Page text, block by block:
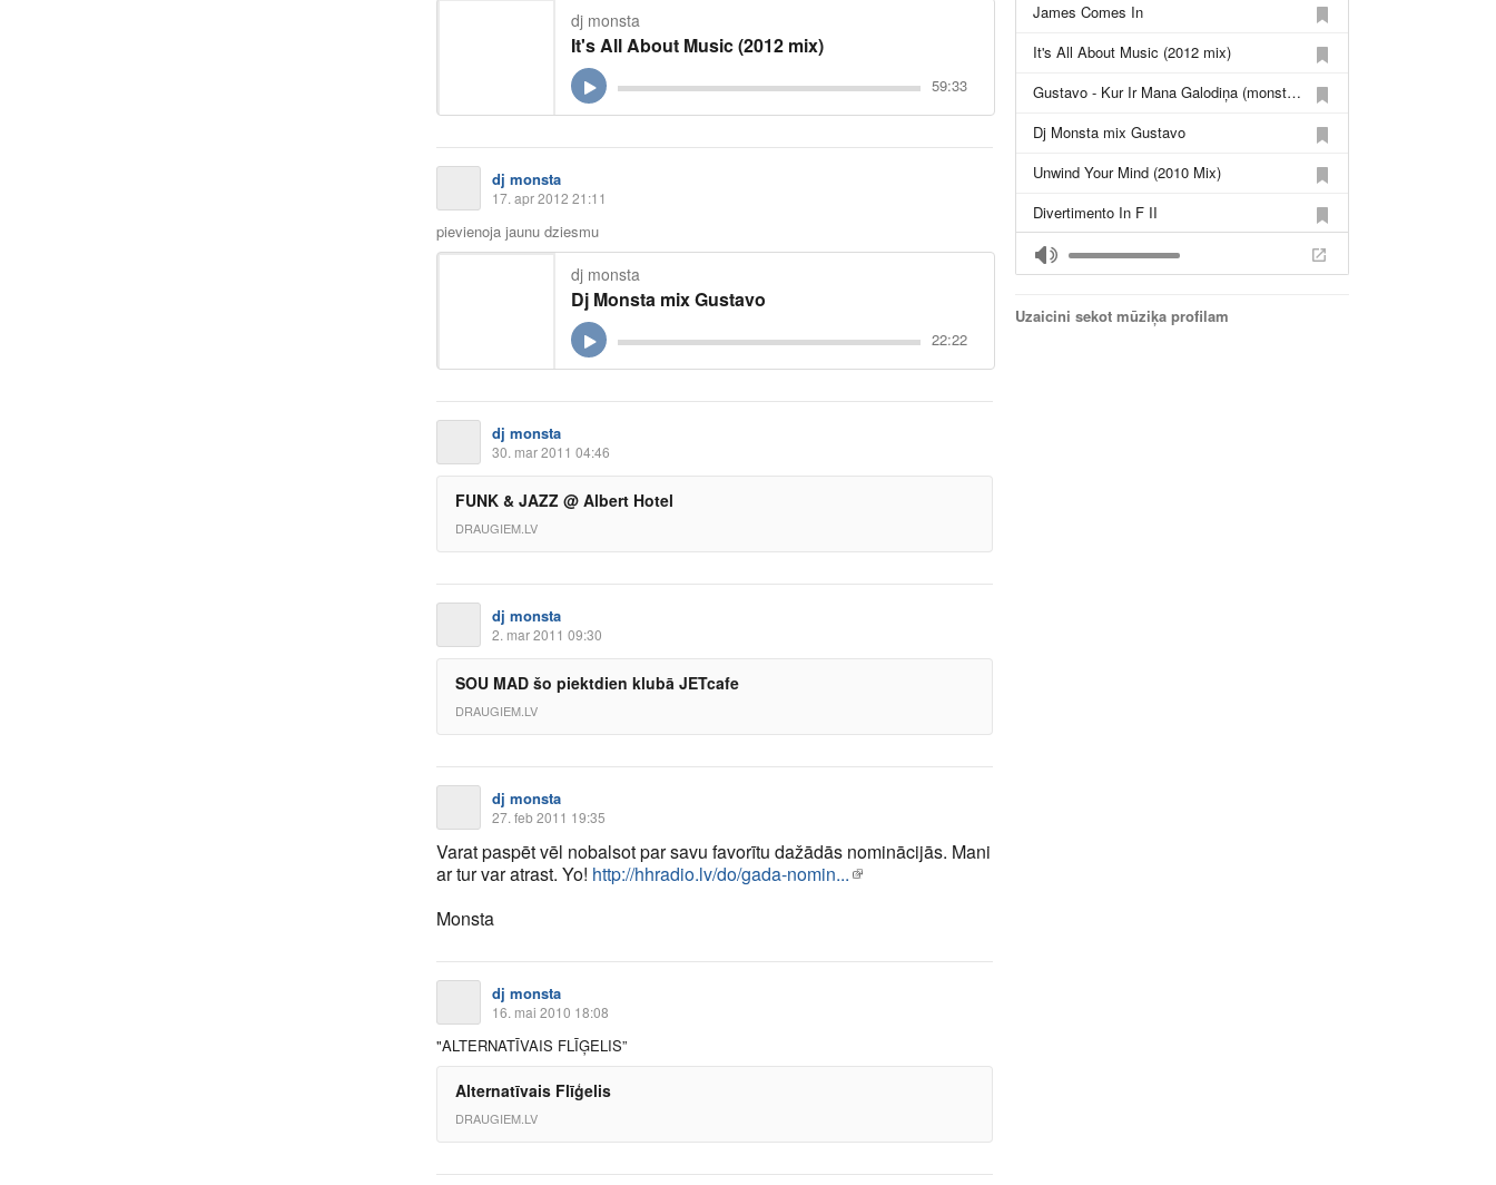
dj monsta
It's All About Music (2012 mix)
59:33
dj monsta
17. apr 2012 21:11
pievienoja jaunu dziesmu
dj monsta
Dj Monsta mix Gustavo
22:22
dj monsta
30. mar 2011 04:46
FUNK & JAZZ @ Albert Hotel
DRAUGIEM.LV
dj monsta
2. mar 2011 09:30
SOU MAD šo piektdien klubā JETcafe
DRAUGIEM.LV
dj monsta
27. feb 2011 19:35
Varat paspēt vēl nobalsot par savu favorītu dažādās nominācijās. Mani
ar tur var atrast. Yo! http://hhradio.lv/do/gada-nomin...
Monsta
dj monsta
16. mai 2010 18:08
"ALTERNATĪVAIS FLĪĢELIS”
Alternatīvais Flīģelis
DRAUGIEM.LV
James Comes In
It's All About Music (2012 mix)
Gustavo - Kur Ir Mana Galodiņa (monsta Man remix)
Dj Monsta mix Gustavo
Unwind Your Mind (2010 Mix)
Divertimento In F II
Divertimento In F III
Uzaicini sekot mūziķa profilam